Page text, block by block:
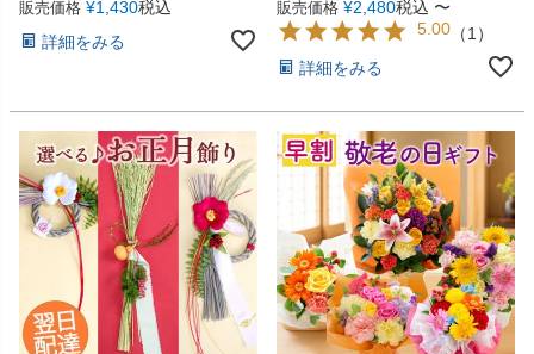
販売価格 ¥1,430税込
詳細をみる
販売価格 ¥2,480税込 〜
5.00 （1 ）
詳細をみる